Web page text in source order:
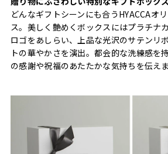
どんなギフトシーンにも合うHYACCAオ
ス。美しく艶めくボックスにはプラチナ
ロゴをあしらい、上品な光沢のサテンリ
トの華やかさを演出。都会的な洗練感を
の感謝や祝福のあたたかな気持ちを伝えま